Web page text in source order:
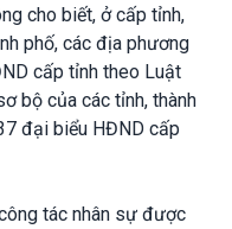
cho biết, ở cấp tỉnh,
phố, các địa phương
cấp tỉnh theo Luật
bộ của các tỉnh, thành
đại biểu HĐND cấp
tác nhân sự được